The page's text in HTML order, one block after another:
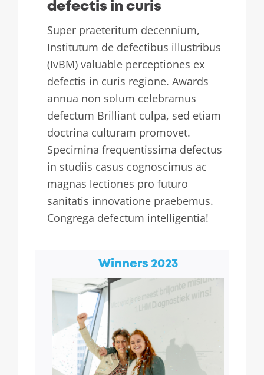
defectis in curis
Super praeteritum decennium,
Institutum de defectibus illustribus
(IvBM) valuable perceptiones ex
defectis in curis regione. Awards
annua non solum celebramus
defectum Brilliant culpa, sed etiam
doctrina culturam promovet.
Specimina frequentissima defectus
in studiis casus cognoscimus ac
magnas lectiones pro futuro
sanitatis innovatione praebemus.
Congrega defectum intelligentia!
Winners 2023